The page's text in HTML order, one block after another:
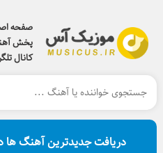
صفحه
پخش
کانال
دریافت جدیدترین آهنگ ها